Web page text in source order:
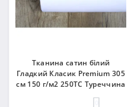
Тканина сатин білий
Гладкий Класик Premium 305
см 150 г/м2 250ТС Туреччина